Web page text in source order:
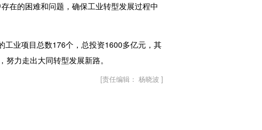
在的困难和问题，确保工业转型发展过程中
业项目总数176个，总投资1600多亿元，其
力走出大同转型发展新路。
[责任编辑： 杨晓波 ]